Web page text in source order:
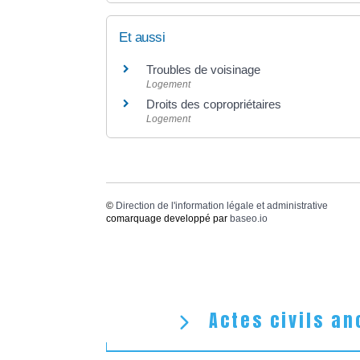
Et aussi
Troubles de voisinage
Logement
Droits des copropriétaires
Logement
© Direction de l'information légale et administrative
comarquage developpé par baseo.io
Actes civils